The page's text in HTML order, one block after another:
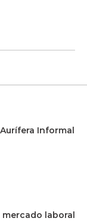
Informal
laboral